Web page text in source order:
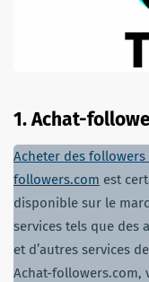
1. Achat-
Acheter des
followers.com est
disponible sur le
services tels que des
et d’autres services
Achat-followers.com,